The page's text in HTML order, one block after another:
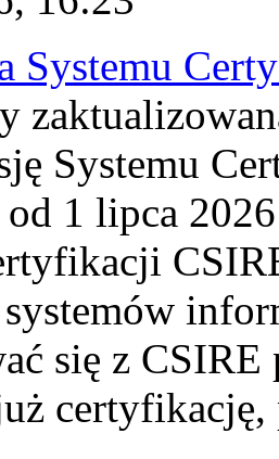
Systemu
Systemu
1 lipca
się z